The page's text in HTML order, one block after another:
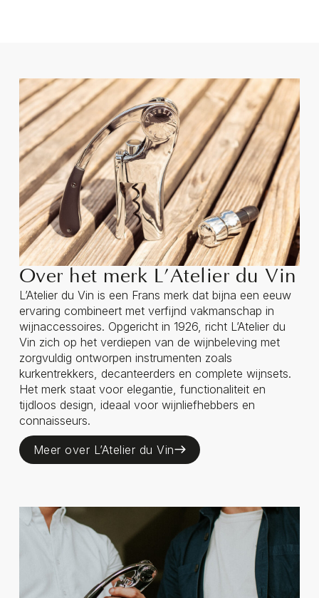
Over het merk L’Atelier du Vin
L’Atelier du Vin is een Frans merk dat bijna een eeuw
ervaring combineert met verfijnd vakmanschap in
wijnaccessoires. Opgericht in 1926, richt L’Atelier du
Vin zich op het verdiepen van de wijnbeleving met
zorgvuldig ontworpen instrumenten zoals
kurkentrekkers, decanteerders en complete wijnsets.
Het merk staat voor elegantie, functionaliteit en
tijdloos design, ideaal voor wijnliefhebbers en
connaisseurs.
Meer over L’Atelier du Vin